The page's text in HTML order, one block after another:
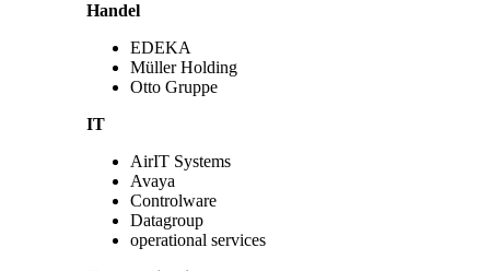
Handel
EDEKA
Müller Holding
Otto Gruppe
IT
AirIT Systems
Avaya
Controlware
Datagroup
operational services